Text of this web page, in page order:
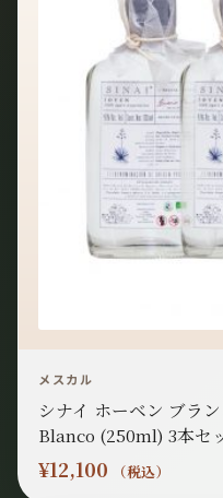
メスカル
シナイ ホーベン ブラ
Blanco (250ml) 3本セ
¥12,100 （税込）